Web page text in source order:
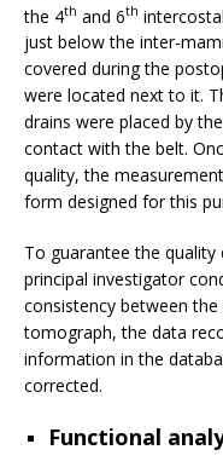
the 4th and 6th
just below the inter-
covered during the
were located next to it.
drains were placed by
contact with the belt.
quality, the
form designed for this
To guarantee the
principal investigator
consistency between
tomograph, the data
information in the
corrected.
Functional